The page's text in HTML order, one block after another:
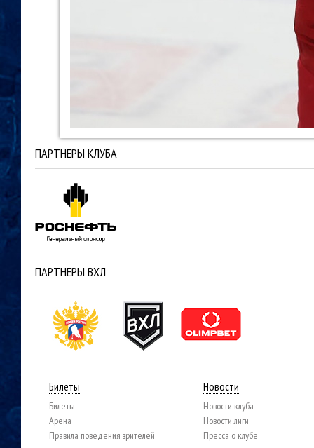
ПАРТНЕРЫ КЛУБА
ПАРТНЕРЫ ВХЛ
Билеты
Билеты
Арена
Правила поведения зрителей
Новости
Новости клуба
Новости лиги
Пресса о клубе